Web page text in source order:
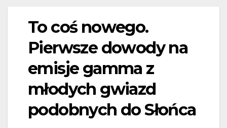
To coś nowego.
Pierwsze dowody na
emisje gamma z
młodych gwiazd
podobnych do Słońca